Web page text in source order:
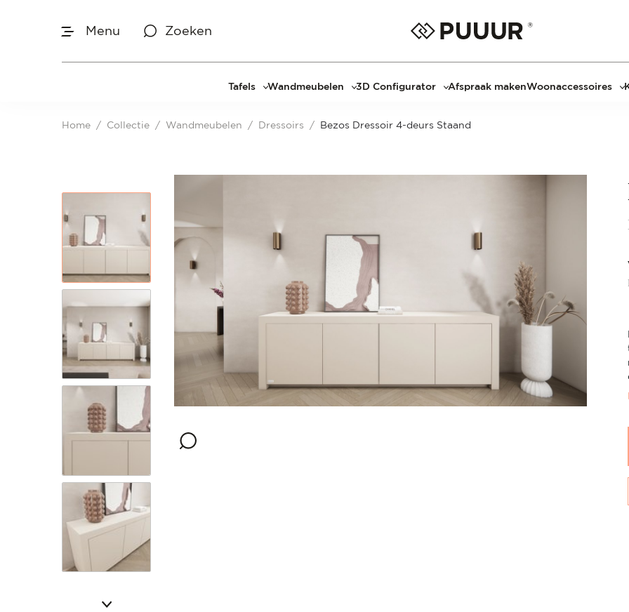
Menu Zoeken
Tafels Wandmeubelen
Dressoirs
3D Configurator Afspraak makenWoonaccessoires
Serveren
Wijnpalen
Home / Collectie / Wandmeubelen / Dressoirs / Bezos Dressoir 4-deurs Staand
Afmetingen
jouw eigen Dressoir. Begin bij het
bepalen van de gewenste afmetingen.
Afmetingen
Positie
Afwerking
Kleur